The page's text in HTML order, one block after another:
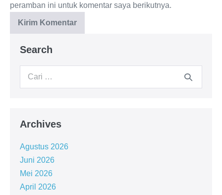
peramban ini untuk komentar saya berikutnya.
Search
Archives
Agustus 2026
Juni 2026
Mei 2026
April 2026